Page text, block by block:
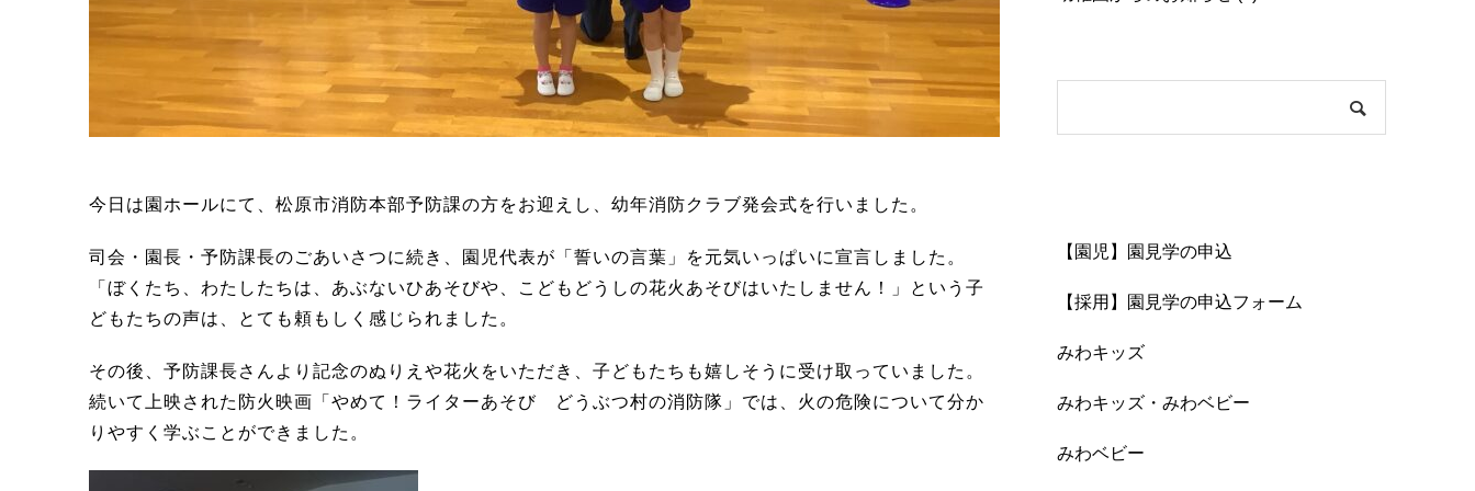
今日は園ホールにて、松原市消防本部予防課の方をお迎えし、幼年消防クラブ発会式を行いました。
司会・園長・予防課長のごあいさつに続き、園児代表が「誓いの言葉」を元気いっぱいに宣言しました。
「ぼくたち、わたしたちは、あぶないひあそびや、こどもどうしの花火あそびはいたしません！」という子
どもたちの声は、とても頼もしく感じられました。
その後、予防課長さんより記念のぬりえや花火をいただき、子どもたちも嬉しそうに受け取っていました。
続いて上映された防火映画「やめて！ライターあそび どうぶつ村の消防隊」では、火の危険について分か
りやすく学ぶことができました。
【園児】園見学の申込
【採用】園見学の申込フォーム
みわキッズ
みわキッズ・みわベビー
みわベビー